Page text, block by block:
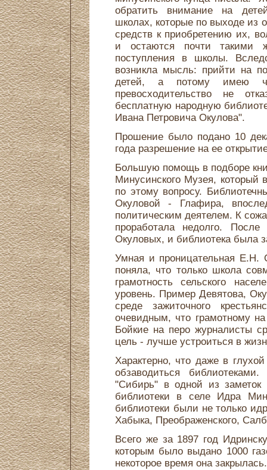
обратить внимание на
школах, которые по выходе из
средств к приобретению их,
и остаются почти такими
поступления в школы.
возникла мысль: прийти на
детей, а потому имею
превосходительство не
бесплатную народную
Ивана Петровича Окулова".
Прошение было подано 10
года разрешение на ее
Большую помощь в подборе
Минусинского Музея, который
по этому вопросу.
Окуловой - Глафира,
политическим деятелем. К
проработала недолго.
Окуловых, и библиотека была
Умная и проницательная Е.Н.
поняла, что только школа
грамотность сельского
уровень. Пример Девятова,
среде зажиточного
очевидным, что грамотному
Бойкие на перо журналисты
цель - лучше устроиться в
Характерно, что даже в
обзаводиться
"Сибирь" в одной из заметок
библиотеки в селе Идра
библиотеки были не только
Хабыка, Преображенского,
Всего же за 1897 год
которым было выдано 1000
некоторое время она закрылась.